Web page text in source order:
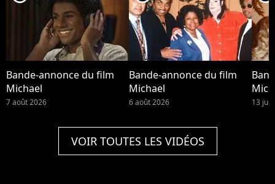
Bande-annonce du film
Michael
7 août 2026
Bande-annonce du film
Michael
6 août 2026 13
VOIR TOUTES LES VIDÉOS